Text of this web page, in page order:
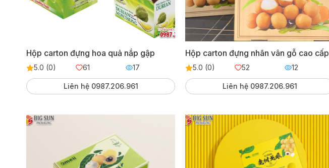
Hộp carton đựng hoa quả nắp gập
5.0 (0) 61 17
Liên hệ 0987.206.961
Hộp carton đựng nhãn vân gỗ cao cấp
5.0 (0) 52 12
Liên hệ 0987.206.961